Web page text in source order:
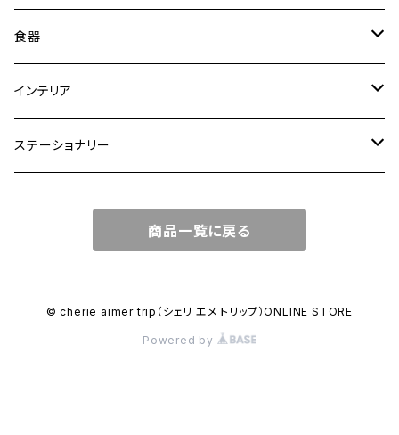
トートバッグ
ショルダーバッグ
ワンハンドルバッグ
リュック
食器
大皿
中皿
カップ
インテリア
花瓶・フラワーベース
ステーショナリー
マガジンカバー
商品一覧に戻る
© cherie aimer trip（シェリ エメ トリップ）ONLINE STORE
Powered by